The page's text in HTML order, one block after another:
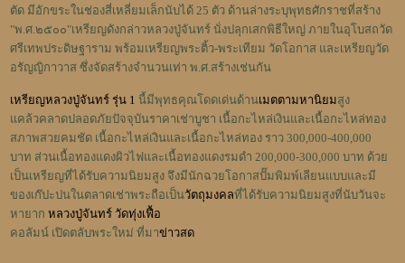
ตัด มีอักขระในช่องสี่เหลี่ยมเล็กนับได้ 25 ตัว ด้านล่างระบุพุทธศักราชที่สร้าง
"พ.ศ.๒๕๐๐"เหรียญดังกล่าวหลวงปู่จันทร์ นั่งปลุกเสกพิธีใหญ่ ภายในอุโบสถวัด
ศรีเทพประดิษฐาราม พร้อมเหรียญพระติ้ว-พระเทียม วัดโอกาส และเหรียญวัด
อรัญญิกาวาส ซึ่งจัดสร้างจำนวนเท่า พ.ศ.สร้างเช่นกัน
เหรียญหลวงปู่จันทร์ รุ่น 1 นี้มีพุทธคุณโดดเด่นด้านเมตตามหานิยมสูง
แคล้วคลาดปลอดภัยปัจจุบันราคาเช่าบูชา เนื้อกะไหล่เงินและเนื้อกะไหล่ทอง
สภาพสวยคมชัด เนื้อกะไหล่เงินและเนื้อกะไหล่ทอง ราว 300,000-400,000
บาท ส่วนเนื้อทองแดงผิวไฟและเนื้อทองแดงรมดำ 200,000-300,000 บาท ด้วย
เป็นเหรียญที่ได้รับความนิยมสูง จึงมีนักฉวยโอกาสปั๊มพิมพ์เลียนแบบและมี
ของเก๊ปะปนในตลาดเช่าพระถือเป็นวัตถุมงคลที่ได้รับความนิยมสูงที่นับวันจะ
หายากหลวงปู่จันทร์ วัดทุ่งเฟื้อ
คอลัมน์ เปิดตลับพระใหม่ ที่มาข่าวสด